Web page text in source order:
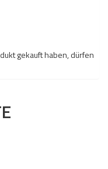
gekauft haben, dürfen